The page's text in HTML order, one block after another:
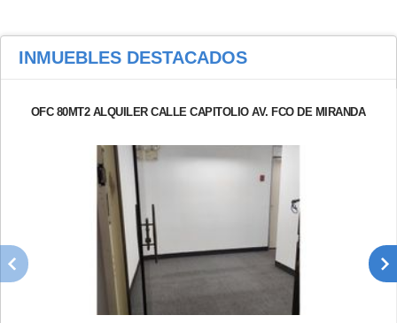
INMUEBLES DESTACADOS
OFC 80MT2 ALQUILER CALLE CAPITOLIO AV. FCO DE MIRANDA